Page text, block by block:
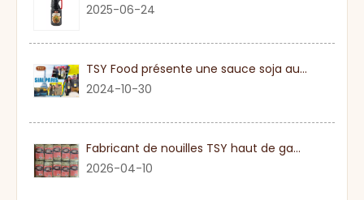
2025-06-24
TSY Food présente une sauce soja authentique au SIAL PARIS 2024
2024-10-30
Fabricant de nouilles TSY haut de gamme dans le Guangdong
2026-04-10